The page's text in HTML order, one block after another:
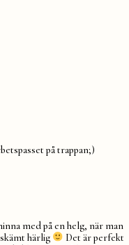
på trappan;)
med på en helg, när man
härlig
Det är perfekt